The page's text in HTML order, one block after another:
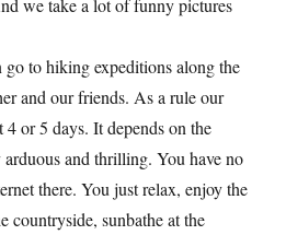
we take a lot of funny pictures
to hiking expeditions along the
and our friends. As a rule our
or 5 days. It depends on the
and thrilling. You have no
there. You just relax, enjoy the
countryside, sunbathe at the